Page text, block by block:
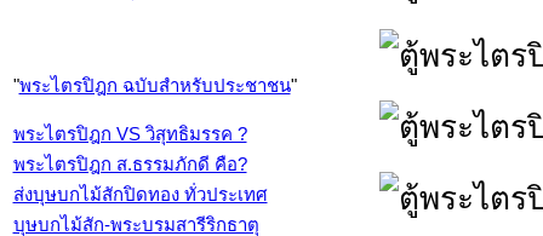
"พระไตรปิฎก ฉบับสำหรับประชาชน"
พระไตรปิฎก VS วิสุทธิมรรค ?
พระไตรปิฎก ส.ธรรมภักดี คือ?
ส่งบุษบกไม้สักปิดทอง ทั่วประเทศ
บุษบกไม้สัก-พระบรมสารีริกธาตุ